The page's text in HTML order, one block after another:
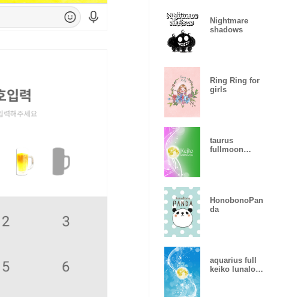
Nightmare
shadows
Ring Ring for
girls
taurus
fullmoon
HonobonoPan
da
aquarius full
keiko lunalogy